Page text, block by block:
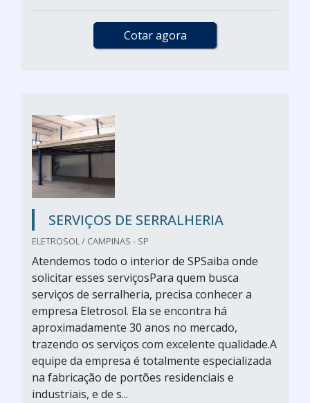
Cotar agora
SERVIÇOS DE SERRALHERIA
ELETROSOL / CAMPINAS - SP
Atendemos todo o interior de SPSaiba onde
solicitar esses serviçosPara quem busca
serviços de serralheria, precisa conhecer a
empresa Eletrosol. Ela se encontra há
aproximadamente 30 anos no mercado,
trazendo os serviços com excelente qualidade.A
equipe da empresa é totalmente especializada
na fabricação de portões residenciais e
industriais, e de s...